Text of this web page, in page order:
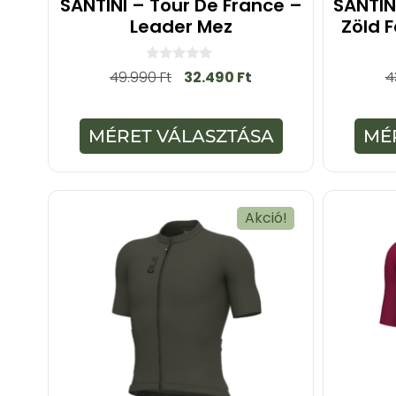
SANTINI – Tour De France –
Leader Mez
0
a
-
b
ő
l
49.990Ft 32.490 Ft
MÉRET VÁLASZTÁSA
Zöld
Akció!